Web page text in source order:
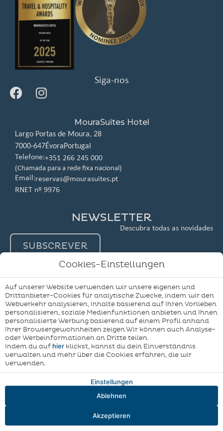
Anreise — Abreise
Siga-nos
MouraSuites Hotel
Largo Portas de Moura, 28
7000-647ÉvoraPortugal
Telefone:+351 266 245 000
(Chamada para a rede fixa nacional)
Email:reservas@mourasuites.pt
RNET nº 9976
NEWSLETTER
Descubra todas as novidades
SUBSCREVER
Geschäftsbedingungen
Cookies-Politik
Cookie-Einstellungen
Beschwerdebuch
Meine
Buchung
Entwickelt von
Cookies-Einstellungen
Auf unserer Website verwenden wir unsere eigenen und
Drittanbieter-Cookies für analytische Zwecke, indem wir den
Webverkehr analysieren, Inhalte basierend auf Ihren Vorlieben
personalisieren, soziale Medienfunktionen anbieten und Ihnen
personalisierte Werbung basierend auf einem Profil anhand
Ihrer Browsergewohnheiten zeigen.Wir können auch Analyse-
oder Werbeinformationen an Dritte teilen.
Indem du auf hier klickst, kannst du dein Einverständnis
verwalten und mehr über die Cookies erfahren, die wir
verwenden.
Einstellungen
Ablehnen
Akzeptieren